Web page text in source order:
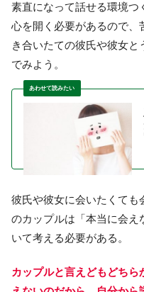
素直になって話せる環境つ
心を開く必要があるので、
き合いたての彼氏や彼女
でみよう。
彼氏や彼女に会いたくても
のカップルは「本当に会え
いて考える必要がある。
カップルと言えどもどち